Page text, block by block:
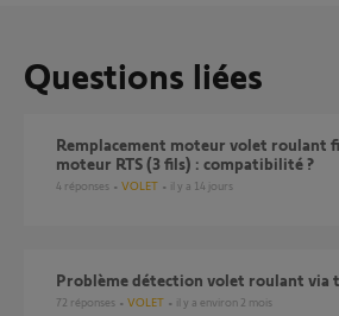
Questions liées
Remplacement moteur volet roulant filaire (4 fils) par
moteur RTS (3 fils) : compatibilité ?
4 réponses VOLET il y a 14 jours
Problème détection volet roulant via
72 réponses VOLET il y a environ 2 mois